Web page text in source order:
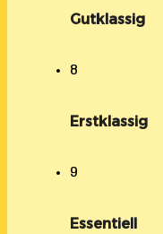
Gutklassig
8
Erstklassig
9
Essentiell